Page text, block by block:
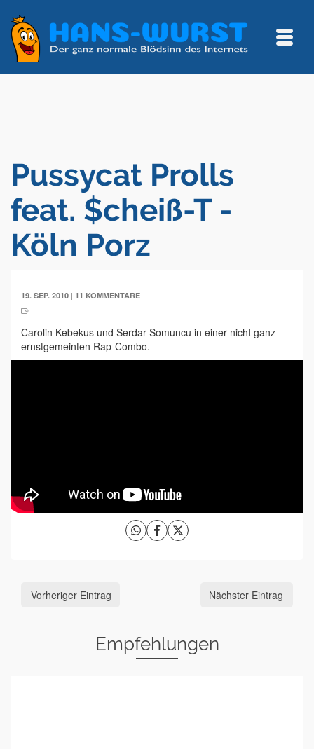
Pussycat Prolls
feat. $cheiß-T -
Köln Porz
19. SEP. 2010 | 11 KOMMENTARE
Carolin Kebekus und Serdar Somuncu in einer nicht ganz
ernstgemeinten Rap-Combo.
Vorheriger Eintrag Nächster Eintrag
Empfehlungen